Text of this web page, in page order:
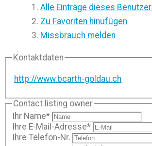
Alle Einträge dieses
Zu Favoriten hinufügen
Missbrauch melden
Kontaktdaten
http://www.bcarth-goldau.ch
Contact listing owner
Ihr Name*
Ihre E-Mail-Adresse*
Ihre Telefon-Nr.